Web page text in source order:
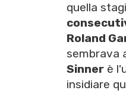
quella
Roland
sembrava
Sinner è
insidiare